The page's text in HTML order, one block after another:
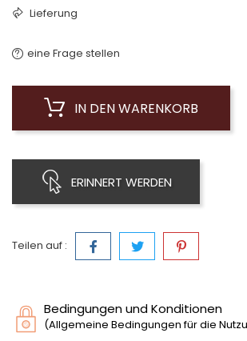
Lieferung
eine Frage stellen
IN DEN WARENKORB
ERINNERT WERDEN
Teilen auf :
Bedingungen und Konditionen
(Allgemeine Bedingungen für die